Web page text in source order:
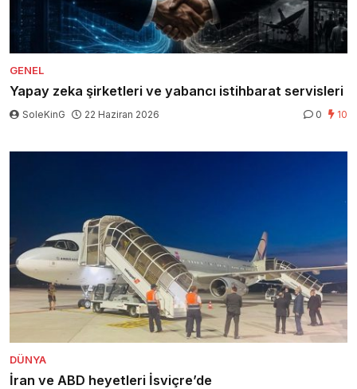
GENEL
Yapay zeka şirketleri ve yabancı istihbarat servisleri
SoleKinG 22 Haziran 2026 0 10
DÜNYA
İran ve ABD heyetleri İsviçre’de